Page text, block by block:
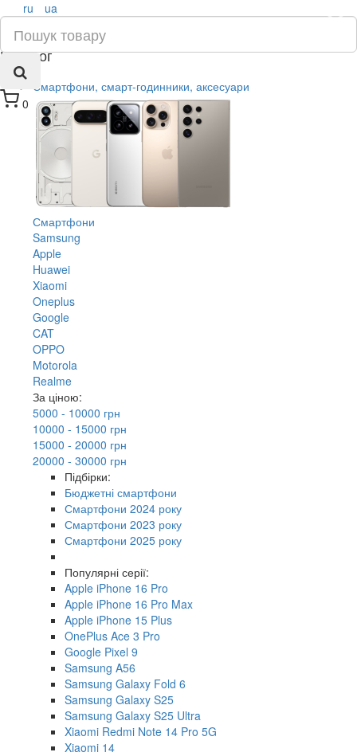
0
×
ru ua
Каталог
Смартфони, смарт-годинники, аксесуари
Смартфони
Samsung
Apple
Huawei
Xiaomi
Oneplus
Google
CAT
OPPO
Motorola
Realme
За ціною:
5000 - 10000 грн
10000 - 15000 грн
15000 - 20000 грн
20000 - 30000 грн
Підбірки:
Бюджетні смартфони
Смартфони 2024 року
Смартфони 2023 року
Смартфони 2025 року
Популярні серії:
Apple iPhone 16 Pro
Apple iPhone 16 Pro Max
Apple iPhone 15 Plus
OnePlus Ace 3 Pro
Google Pixel 9
Samsung A56
Samsung Galaxy Fold 6
Samsung Galaxy S25
Samsung Galaxy S25 Ultra
Xiaomi Redmi Note 14 Pro 5G
Xiaomi 14